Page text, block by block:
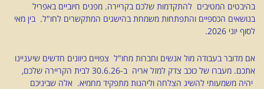
בהיבטים המטיבים להתקדמות שלכם בקריירה. מפנים חיוביים באפריל
בנושאים הכספיים והתפתחות משמחת בהישגים המתקשרים לחו"ל. בין מאי
לסוף יוני 2026.
אם מדובר בעבודה מול אנשים וחברות מחו"ל צפויים כיוונים חדשים שיעניינו
אתכם. מעברו של כוכב צדק למזל אריה ב-30.6.26 לבית הקריירה שלכם,
יהיה משמעותי להשיג הצלחה וליהנות מתפקיד מחמיא. אלה שביניכם